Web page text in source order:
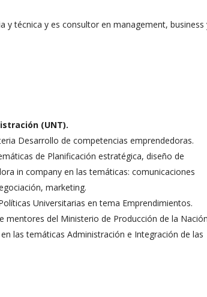
y técnica y es consultor en management, business
(UNT).
Desarrollo de competencias emprendedoras.
de Planificación estratégica, diseño de
in company en las temáticas: comunicaciones
marketing.
Universitarias en tema Emprendimientos.
mentores del Ministerio de Producción de la
las temáticas Administración e Integración de las